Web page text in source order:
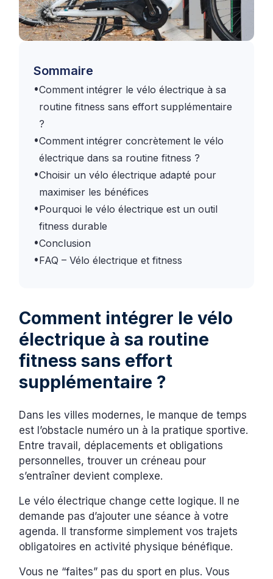
Sommaire
•Comment intégrer le vélo électrique à sa
routine fitness sans effort supplémentaire
?
•Comment intégrer concrètement le vélo
électrique dans sa routine fitness ?
•Choisir un vélo électrique adapté pour
maximiser les bénéfices
•Pourquoi le vélo électrique est un outil
fitness durable
•Conclusion
•FAQ – Vélo électrique et fitness
Comment intégrer le vélo
électrique à sa routine
fitness sans effort
supplémentaire ?
Dans les villes modernes, le manque de temps
est l’obstacle numéro un à la pratique sportive.
Entre travail, déplacements et obligations
personnelles, trouver un créneau pour
s’entraîner devient complexe.
Le vélo électrique change cette logique. Il ne
demande pas d’ajouter une séance à votre
agenda. Il transforme simplement vos trajets
obligatoires en activité physique bénéfique.
Vous ne “faites” pas du sport en plus. Vous